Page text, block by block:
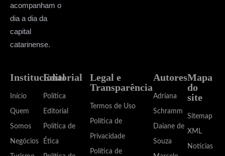
acompanham o
dia a dia da
capital
catarinense.
Institucional
Início
Quem
Somos
Negócios
Editorial
Política
Editorial
Política de
Ética
Legal e
Transparência
Termos de Uso
Política de
Privacidade
Política de
Autores
Adriana
Schramm
Daiane de
Souza
Mapa
do
site
Sitemap
XML
Notícias